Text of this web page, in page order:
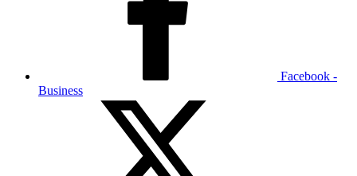
Facebook -
Business